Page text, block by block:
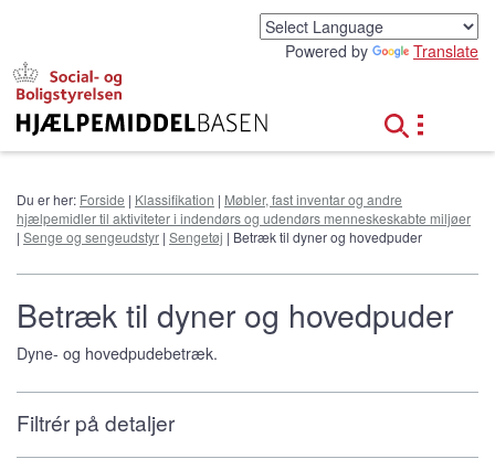
Powered by Translate
Du er her: Forside | Klassifikation | Møbler, fast inventar og andre
hjælpemidler til aktiviteter i indendørs og udendørs menneskeskabte miljøer
| Senge og sengeudstyr | Sengetøj | Betræk til dyner og hovedpuder
Betræk til dyner og hovedpuder
Dyne- og hovedpudebetræk.
Filtrér på detaljer